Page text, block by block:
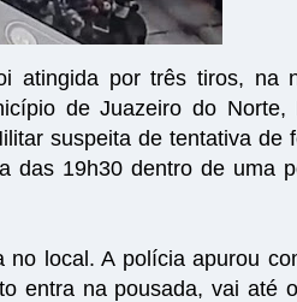
atingida por três tiros, na
de Juazeiro do Norte,
suspeita de tentativa de
das 19h30 dentro de uma
no local. A polícia apurou
entra na pousada, vai até